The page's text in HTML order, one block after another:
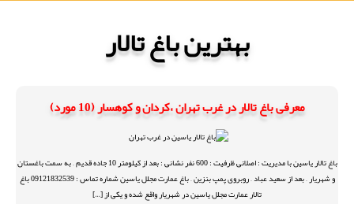
بهترین باغ تالار
معرفی باغ تالار در غرب تهران ،کردان و کوهسار (10 مورد)
باغ تالار یاسین با مدیریت : اصلانی ظرفیت : 600 نفر نشانی : بعد از کیلومتر 10 جاده قدیم – به سمت باغستان
و شهریار – بعد از سعید عباد – روبروی پمپ بنزین – باغ عمارت مجلل یاسین شماره تماس : 09121832539 باغ
تالار عمارت مجلل یاسین در شهریار واقع شده و یکی از […]